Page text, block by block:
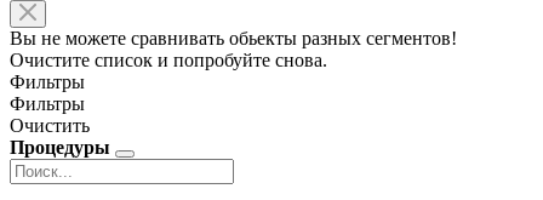
Вы не можете сравнивать обьекты разных сегментов!
Очистите список и попробуйте снова.
Фильтры
Фильтры
Очистить
Процедуры